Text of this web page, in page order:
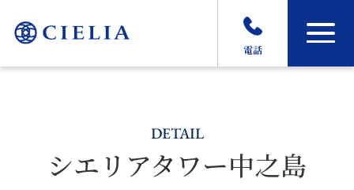
電話
DETAIL
シエリアタワー中之島